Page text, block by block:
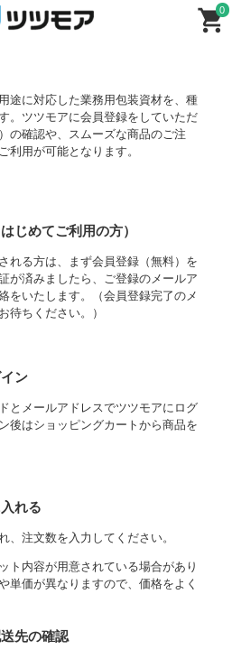
0
途に対応した業務用包装資材を、種
。ツツモアに会員登録をしていただ
の確認や、スムーズな商品のご注
利用が可能となります。
じめてご利用の方）
れる方は、まず会員登録（無料）を
が済みましたら、ご登録のメールア
をいたします。（会員登録完了のメ
待ちください。）
ン
とメールアドレスでツツモアにログ
後はショッピングカートから商品を
れる
、注文数を入力してください。
ト内容が用意されている場合があり
単価が異なりますので、価格をよく
先の確認